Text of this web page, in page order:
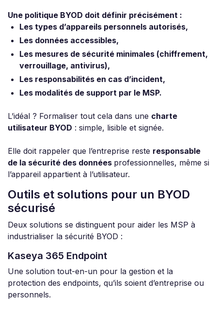
Une politique BYOD doit définir précisément :
Les types d’appareils personnels autorisés,
Les données accessibles,
Les mesures de sécurité minimales (chiffrement,
verrouillage, antivirus),
Les responsabilités en cas d’incident,
Les modalités de support par le MSP.
L’idéal ? Formaliser tout cela dans une charte
utilisateur BYOD : simple, lisible et signée.
Elle doit rappeler que l’entreprise reste responsable
de la sécurité des données professionnelles, même si
l’appareil appartient à l’utilisateur.
Outils et solutions pour un BYOD
sécurisé
Deux solutions se distinguent pour aider les MSP à
industrialiser la sécurité BYOD :
Kaseya 365 Endpoint
Une solution tout-en-un pour la gestion et la
protection des endpoints, qu’ils soient d’entreprise ou
personnels.